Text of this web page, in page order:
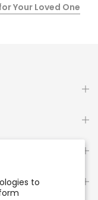
to
Your Loved One